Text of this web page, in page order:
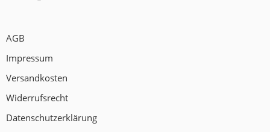
AGB
Impressum
Versandkosten
Widerrufsrecht
Datenschutzerklärung